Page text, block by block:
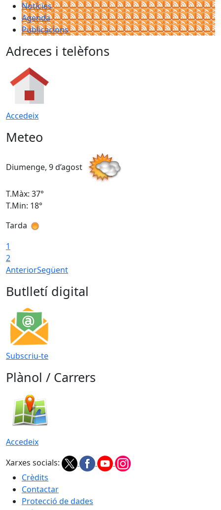
Notícies
Agenda
Publicacions
Adreces i telèfons
Accedeix
Meteo
Diumenge, 9 d’agost
T.Màx: 37°
T.Min: 18°
Tarda
1
2
AnteriorSegüent
Butlletí digital
Subscriu-te
Plànol / Carrers
Accedeix
Xarxes socials:
Crèdits
Contactar
Protecció de dades